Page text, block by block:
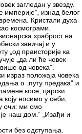
загледан у звезду.
изнад белог
Кристали духа
космограми.
храброст на
завичај и у
„од праисторије ка
„да ли ће човек
од човека”.
израз положаја човека
о „путу предака” и
косе, царски
коју носимо у себи,
очи: ми смо
наш дом.” „Изађи и
без одступања.